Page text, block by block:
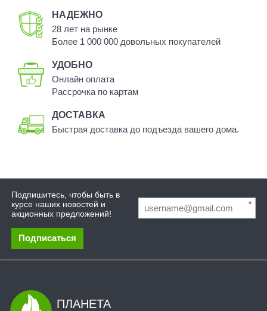
НАДЕЖНО
28 лет на рынке
Более 1 000 000 довольных покупателей
УДОБНО
Онлайн оплата
Рассрочка по картам
ДОСТАВКА
Быстрая доставка до подъезда вашего дома.
Подпишитесь, чтобы быть в
курсе наших новостей и
акционных предложений!
*
Подписаться
ПЛАНЕТА